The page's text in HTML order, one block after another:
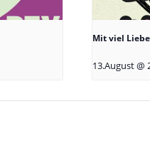
Mit viel
13.August @